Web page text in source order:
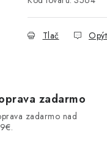
Tlač
zadarmo
zadarmo nad